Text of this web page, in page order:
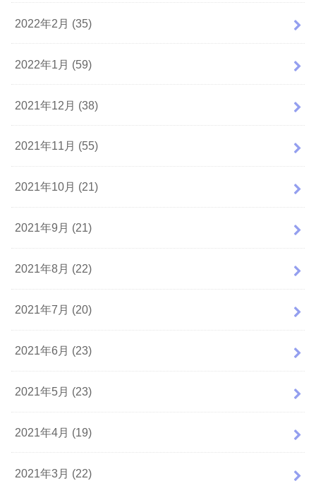
2022年2月 (35)
2022年1月 (59)
2021年12月 (38)
2021年11月 (55)
2021年10月 (21)
2021年9月 (21)
2021年8月 (22)
2021年7月 (20)
2021年6月 (23)
2021年5月 (23)
2021年4月 (19)
2021年3月 (22)